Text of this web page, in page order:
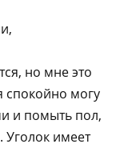
но мне это
спокойно могу
и помыть пол,
имеет